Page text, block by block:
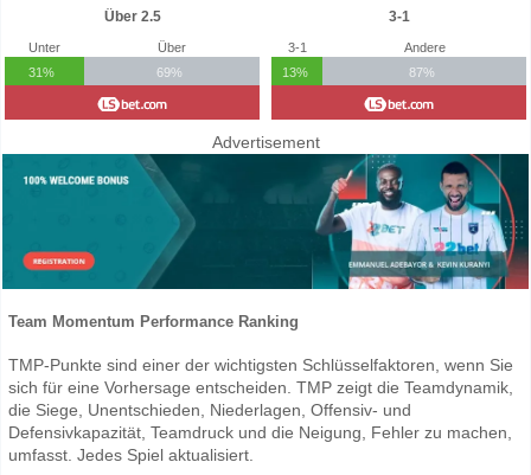
Über 2.5
Unter
31%
Über
69%
3-1
3-1
13%
Andere
87%
Advertisement
Team Momentum Performance Ranking
TMP-Punkte sind einer der wichtigsten Schlüsselfaktoren, wenn Sie
sich für eine Vorhersage entscheiden. TMP zeigt die Teamdynamik,
die Siege, Unentschieden, Niederlagen, Offensiv- und
Defensivkapazität, Teamdruck und die Neigung, Fehler zu machen,
umfasst. Jedes Spiel aktualisiert.